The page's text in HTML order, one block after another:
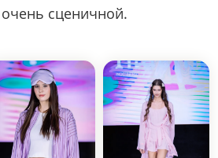
сценичной.